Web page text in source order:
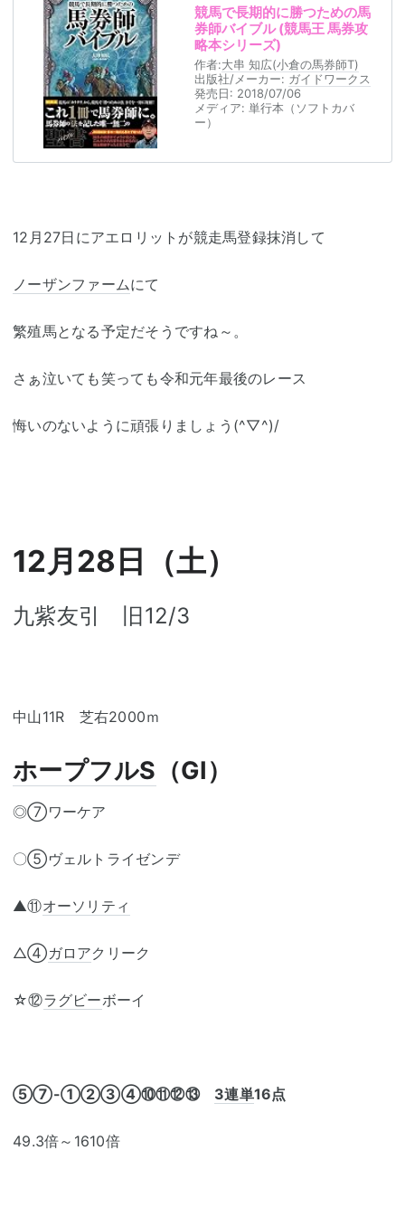
競馬で長期的に勝つための馬
券師バイブル (競馬王 馬券攻
略本シリーズ)
作者:大串 知広(小倉の馬券師T)
出版社/メーカー: ガイドワークス
発売日: 2018/07/06
メディア: 単行本（ソフトカバ
ー）
12月27日にアエロリットが競走馬登録抹消して
ノーザンファームにて
繁殖馬となる予定だそうですね～。
さぁ泣いても笑っても令和元年最後のレース
悔いのないように頑張りましょう(^▽^)/
12月28日（土）
九紫友引 旧12/3
中山11R 芝右2000ｍ
ホープフルS （GⅠ）
◎⑦ワーケア
〇⑤ヴェルトライゼンデ
▲⑪オーソリティ
△④ガロアクリーク
☆⑫ラグビーボーイ
⑤⑦-①②③④⑩⑪⑫⑬ 3連単16点
49.3倍～1610倍